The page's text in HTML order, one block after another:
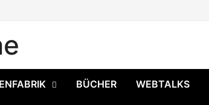
BÜCHER WEBTALKS